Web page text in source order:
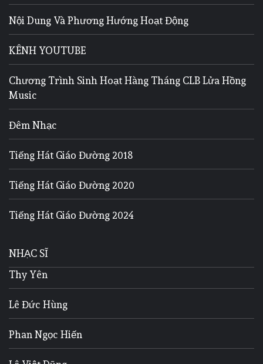
Nội Dung Và Phương Hướng Hoạt Động
KÊNH YOUTUBE
Chương Trình Sinh Hoạt Hàng Tháng CLB Lửa Hồng
Music
Đêm Nhạc
Tiếng Hát Giáo Đường 2018
Tiếng Hát Giáo Đường 2020
Tiếng Hát Giáo Đường 2024
NHẠC SĨ
Thy Yên
Lê Đức Hùng
Phan Ngọc Hiến